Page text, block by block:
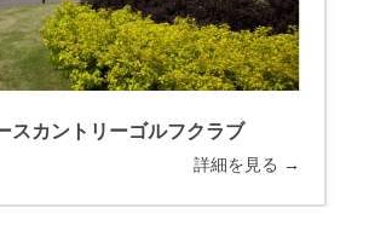
スカントリーゴルフクラブ
詳細を見る →